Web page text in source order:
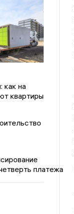
как на
квартиры
платежа